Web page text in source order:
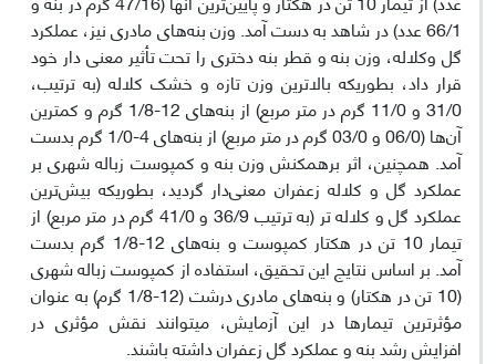
66/1 عدد) در شاهد به دست آمد. وزن بنه‌های مادری نیز، عملکرد
گل وکلاله، وزن بنه و قطر بنه دختری را تحت تأثیر معنی دار خود
قرار داد، بطوریکه بالاترین وزن تازه و خشک کلاله (به ترتیب،
31/0 و 11/0 گرم در متر مربع) از بنه‌های 12-1/8 گرم و کمترین
آن‌ها (06/0 و 03/0 گرم در متر مربع) از بنه‌های 4-1/0 گرم بدست
آمد. همچنین، اثر بر‌همکنش وزن بنه و کمپوست زباله شهری بر
عملکرد گل و کلاله زعفران معنی‌دار گردید، بطوریکه بیش‌ترین
عملکرد گل و کلاله تر (به ترتیب 36/9 و 41/0 گرم در متر مربع) از
تیمار 10 تن در هکتار کمپوست و بنه‌های 12-1/8 گرم بدست
آمد. بر اساس نتایج این تحقیق، استفاده از کمپوست زباله شهری
(10 تن در هکتار) و بنه‌های مادری درشت (12-1/8 گرم) به عنوان
مؤثرترین تیمارها در این آزمایش، می‏توانند نقش مؤثری در
افزایش رشد بنه و عملکرد گل زعفران داشته باشند.